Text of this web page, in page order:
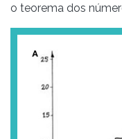
o teorema dos